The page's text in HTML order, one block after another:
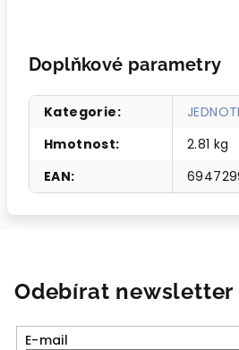
Doplňkové parametry
Kategorie:
Hmotnost:
2.81 kg
EAN:
Odebírat newsletter
E-mail